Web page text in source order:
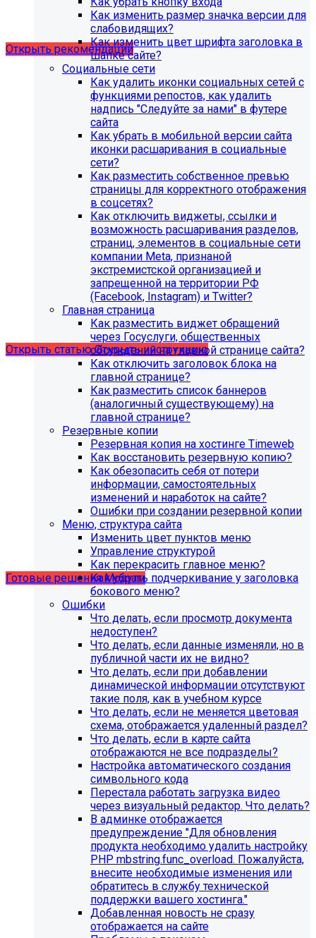
Открыть рекомендации
С 1 февраля 2023 года ограничена
поддержка продуктов 1С-Битрикс на
PHP версии ниже 8.0. Рекомендуемая
версия PHP - 8.1 и выше
Открыть статьюОткрыть инструкцию
Учебные курсы
по работе с готовыми решениями и модулями
размещены в разделе "Учебные курсы"
Готовые решенияМодули
Инструкция по удалению ссылок на
социальные сети
Для готовых решений на SIMAI-SF4:
SIMAI-SF4: Сайт библиотеки, SIMAI-SF4: Сайт
благотворительного фонда, SIMAI-SF4: Сайт города,
SIMAI-SF4: Сайт государственной организации, SIMAI-
SF4: Сайт дворца культуры, SIMAI-SF4: Сайт детского
сада, SIMAI-SF4: Сайт кандидата в депутаты, SIMAI-SF4:
Сайт колледжа, SIMAI-SF4: Сайт комплексного центра
Как изменить размер значка версии для
слабовидящих?
Как изменить цвет шрифта заголовка в
шапке сайте?
Социальные сети
Как удалить иконки социальных сетей с
функциями репостов, как удалить
надпись "Следуйте за нами" в футере
сайта
Как убрать в мобильной версии сайта
иконки расшаривания в социальные
сети?
Как разместить собственное превью
страницы для корректного отображения
в соцсетях?
Как отключить виджеты, ссылки и
возможность расшаривания разделов,
страниц, элементов в социальные сети
компании Meta, признаной
экстремистской организацией и
запрещенной на территории РФ
(Facebook, Instagram) и Twitter?
Главная страница
Как разместить виджет обращений
через Госуслуги, общественных
обсуждений на главной странице сайта?
Как отключить заголовок блока на
главной странице?
Как разместить список баннеров
(аналогичный существующему) на
главной странице?
Резервные копии
Резервная копия на хостинге Timeweb
Как восстановить резервную копию?
Как обезопасить себя от потери
информации, самостоятельных
изменений и наработок на сайте?
Ошибки при создании резервной копии
Меню, структура сайта
Изменить цвет пунктов меню
Управление структурой
Как перекрасить главное меню?
Как убрать подчеркивание у заголовка
бокового меню?
Ошибки
Что делать, если просмотр документа
недоступен?
Что делать, если данные изменяли, но в
публичной части их не видно?
Что делать, если при добавлении
динамической информации отсутствуют
такие поля, как в учебном курсе
Что делать, если не меняется цветовая
схема, отображается удаленный раздел?
Что делать, если в карте сайта
отображаются не все подразделы?
Настройка автоматического создания
символьного кода
Перестала работать загрузка видео
через визуальный редактор. Что делать?
В админке отображается
предупреждение "Для обновления
продукта необходимо удалить настройку
PHP mbstring.func_overload. Пожалуйста,
внесите необходимые изменения или
обратитесь в службу технической
поддержки вашего хостинга."
Добавленная новость не сразу
отображается на сайте